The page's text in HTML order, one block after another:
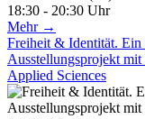
18:30 - 20:30 Uhr
Mehr →
Freiheit & Identität. Ein
Ausstellungsprojekt
Applied Sciences